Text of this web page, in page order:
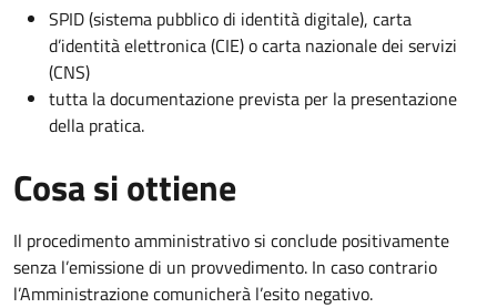
SPID (sistema pubblico di identità digitale), carta
d’identità elettronica (CIE) o carta nazionale dei servizi
(CNS)
tutta la documentazione prevista per la presentazione
della pratica.
Cosa si ottiene
Il procedimento amministrativo si conclude positivamente
senza l’emissione di un provvedimento. In caso contrario
l’Amministrazione comunicherà l’esito negativo.